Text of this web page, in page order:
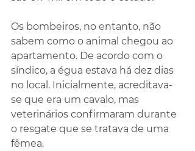
Os bombeiros, no entanto, não
sabem como o animal chegou ao
apartamento. De acordo com o
síndico, a égua estava há dez dias
no local. Inicialmente, acreditava-
se que era um cavalo, mas
veterinários confirmaram durante
o resgate que se tratava de uma
fêmea.